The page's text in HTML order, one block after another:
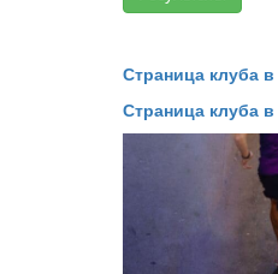
Страница клуба
Страница клуба